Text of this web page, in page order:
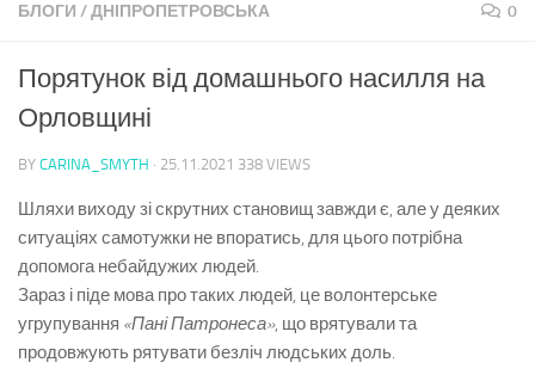
БЛОГИ /ДНІПРОПЕТРОВСЬКА 0
Порятунок від домашнього насилля на
Орловщині
BY CARINA_SMYTH · 25.11.2021 338 VIEWS
Шляхи виходу зі скрутних становищ завжди є, але у деяких
ситуаціях самотужки не впоратись, для цього потрібна
допомога небайдужих людей.
Зараз і піде мова про таких людей, це волонтерське
угрупування «Пані Патронеса», що врятували та
продовжують рятувати безліч людських доль.